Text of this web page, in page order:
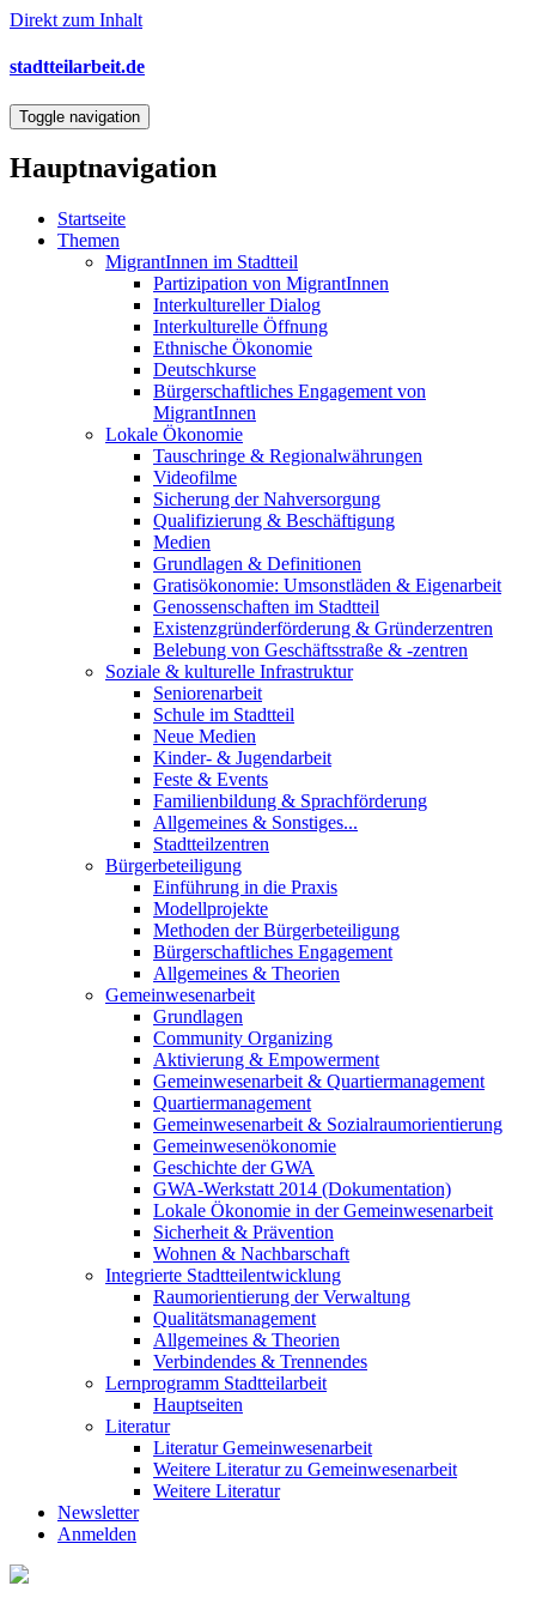
Direkt zum Inhalt
stadtteilarbeit.de
Toggle navigation
Hauptnavigation
Startseite
Themen
MigrantInnen im Stadtteil
Partizipation von MigrantInnen
Interkultureller Dialog
Interkulturelle Öffnung
Ethnische Ökonomie
Deutschkurse
Bürgerschaftliches Engagement von
MigrantInnen
Lokale Ökonomie
Tauschringe & Regionalwährungen
Videofilme
Sicherung der Nahversorgung
Qualifizierung & Beschäftigung
Medien
Grundlagen & Definitionen
Gratisökonomie: Umsonstläden & Eigenarbeit
Genossenschaften im Stadtteil
Existenzgründerförderung & Gründerzentren
Belebung von Geschäftsstraße & -zentren
Soziale & kulturelle Infrastruktur
Seniorenarbeit
Schule im Stadtteil
Neue Medien
Kinder- & Jugendarbeit
Feste & Events
Familienbildung & Sprachförderung
Allgemeines & Sonstiges...
Stadtteilzentren
Bürgerbeteiligung
Einführung in die Praxis
Modellprojekte
Methoden der Bürgerbeteiligung
Bürgerschaftliches Engagement
Allgemeines & Theorien
Gemeinwesenarbeit
Grundlagen
Community Organizing
Aktivierung & Empowerment
Gemeinwesenarbeit & Quartiermanagement
Quartiermanagement
Gemeinwesenarbeit & Sozialraumorientierung
Gemeinwesenökonomie
Geschichte der GWA
GWA-Werkstatt 2014 (Dokumentation)
Lokale Ökonomie in der Gemeinwesenarbeit
Sicherheit & Prävention
Wohnen & Nachbarschaft
Integrierte Stadtteilentwicklung
Raumorientierung der Verwaltung
Qualitätsmanagement
Allgemeines & Theorien
Verbindendes & Trennendes
Lernprogramm Stadtteilarbeit
Hauptseiten
Literatur
Literatur Gemeinwesenarbeit
Weitere Literatur zu Gemeinwesenarbeit
Weitere Literatur
Newsletter
Anmelden